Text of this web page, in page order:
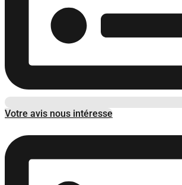
Votre avis nous intéresse